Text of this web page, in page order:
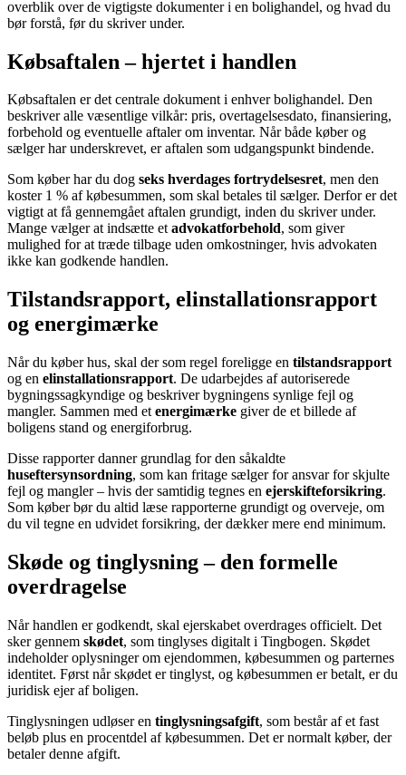
overblik over de vigtigste dokumenter i en bolighandel, og hvad du
bør forstå, før du skriver under.
Købsaftalen – hjertet i handlen
Købsaftalen er det centrale dokument i enhver bolighandel. Den
beskriver alle væsentlige vilkår: pris, overtagelsesdato, finansiering,
forbehold og eventuelle aftaler om inventar. Når både køber og
sælger har underskrevet, er aftalen som udgangspunkt bindende.
Som køber har du dog seks hverdages fortrydelsesret, men den
koster 1 % af købesummen, som skal betales til sælger. Derfor er det
vigtigt at få gennemgået aftalen grundigt, inden du skriver under.
Mange vælger at indsætte etadvokatforbehold, som giver
mulighed for at træde tilbage uden omkostninger, hvis advokaten
ikke kan godkende handlen.
Tilstandsrapport, elinstallationsrapport
og energimærke
Når du køber hus, skal der som regel foreligge en tilstandsrapport
og en elinstallationsrapport. De udarbejdes af autoriserede
bygningssagkyndige og beskriver bygningens synlige fejl og
mangler. Sammen med et energimærke giver de et billede af
boligens stand og energiforbrug.
Disse rapporter danner grundlag for den såkaldte
huseftersynsordning, som kan fritage sælger for ansvar for skjulte
fejl og mangler – hvis der samtidig tegnes en ejerskifteforsikring.
Som køber bør du altid læse rapporterne grundigt og overveje, om
du vil tegne en udvidet forsikring, der dækker mere end minimum.
Skøde og tinglysning – den formelle
overdragelse
Når handlen er godkendt, skal ejerskabet overdrages officielt. Det
sker gennem skødet, som tinglyses digitalt i Tingbogen. Skødet
indeholder oplysninger om ejendommen, købesummen og parternes
identitet. Først når skødet er tinglyst, og købesummen er betalt, er du
juridisk ejer af boligen.
Tinglysningen udløser en tinglysningsafgift, som består af et fast
beløb plus en procentdel af købesummen. Det er normalt køber, der
betaler denne afgift.